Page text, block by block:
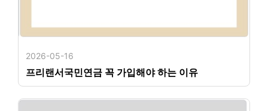
2026-05-16
프리랜서국민연금 꼭 가입해야 하는 이유